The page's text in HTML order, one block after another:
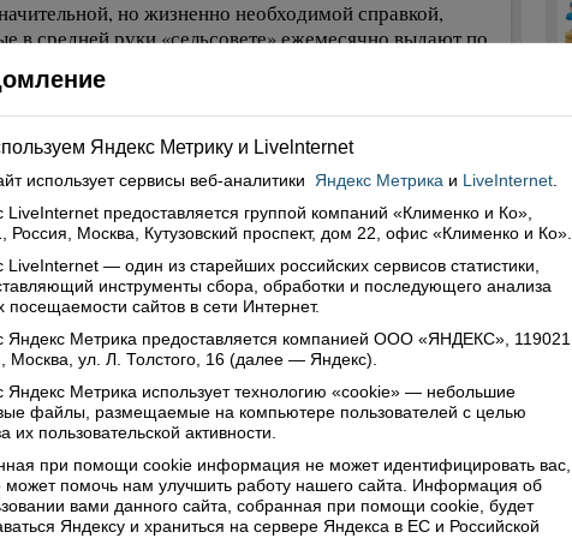
но жизненно необходимой справкой,
в средней руки «сельсовете» ежемесячно выдают по
Не говоря уже о личной встрече с представителем
администрации по насущным проблемам, до которых
привычно рукой подать.
расчетам, для того, чтобы довести
штата муниципальных служащих до
точнее, если следовать правильной
оптимальной, в районе предстоит сократить
28 человек. А ведь некоторым из них до пенсии еще
Да и тем, кому «откажут от места», придется
выходное пособие.
стороны, в иных сельских территориях, например,
найти специалиста в администрацию – целая
Не остается в деревнях людей с соответствующим
и задатками управленцев, не говоря уже об
Скорее всего, именно такие
с практически исчерпанным внутренним
Яндекс Метрику и Livelnternet
использует сервисы веб-аналитики Яндекс Метрика и LiveInternet
LiveInternet предоставляется группой компаний «Клименко и Ко»,
Россия, Москва, Кутузовский проспект, дом 22, офис «Клименко и Ко».
LiveInternet — один из старейших российских сервисов статистики,
инструменты сбора, обработки и последующего анализа
посещаемости сайтов в сети Интернет.
Яндекс Метрика предоставляется компанией ООО «ЯНДЕКС», 119021,
Москва, ул. Л. Толстого, 16 (далее — Яндекс).
Яндекс Метрика использует технологию «cookie» — небольшие
файлы, размещаемые на компьютере пользователей с целью
их пользовательской активности.
при помощи cookie информация не может идентифицировать вас,
может помочь нам улучшить работу нашего сайта. Информация об
вами данного сайта, собранная при помощи cookie, будет
Яндексу и храниться на сервере Яндекса в ЕС и Российской